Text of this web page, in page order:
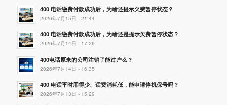
400 电话缴费付款成功后，为啥还提示欠费暂停状态？
2026年7月15日 - 21:44
400 电话缴费付款成功后，为啥还是提示欠费暂停状态？
2026年7月14日 - 17:26
400电话原来的公司注销了能过户么？
2026年7月14日 - 16:35
400 电话平时用得少、话费消耗低，能申请停机保号吗？
2026年7月13日 - 15:29